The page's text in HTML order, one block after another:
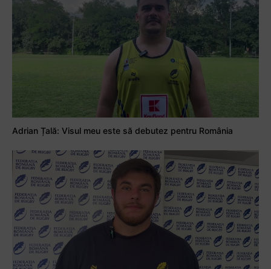
Adrian Țală: Visul meu este să debutez pentru România